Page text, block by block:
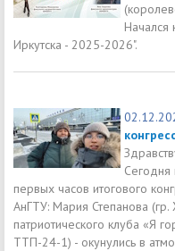
Начался
Иркутска - 2025-2026".
Сегодня
первых часов итогового
АнГТУ: Мария Степанова
патриотического клуба «Я
ТТП-24-1) - окунулись в